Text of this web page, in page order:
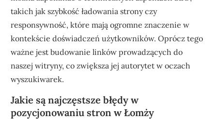
takich jak szybkość ładowania strony czy
responsywność, które mają ogromne znaczenie w
kontekście doświadczeń użytkowników. Oprócz tego
ważne jest budowanie linków prowadzących do
naszej witryny, co zwiększa jej autorytet w oczach
wyszukiwarek.
Jakie są najczęstsze błędy w
pozycjonowaniu stron w Łomży